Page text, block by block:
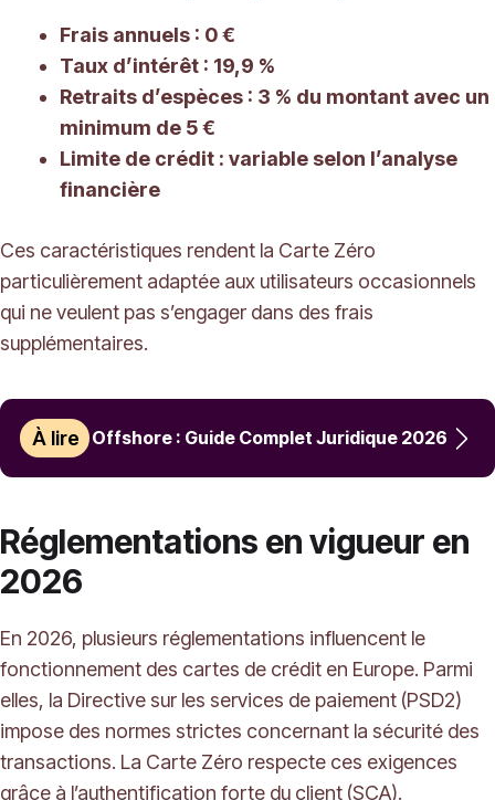
Frais annuels : 0 €
Taux d’intérêt : 19,9 %
Retraits d’espèces : 3 % du montant avec un
minimum de 5 €
Limite de crédit : variable selon l’analyse
financière
Ces caractéristiques rendent la Carte Zéro
particulièrement adaptée aux utilisateurs occasionnels
qui ne veulent pas s’engager dans des frais
supplémentaires.
À lire Offshore : Guide Complet Juridique 2026
Réglementations en vigueur en
2026
En 2026, plusieurs réglementations influencent le
fonctionnement des cartes de crédit en Europe. Parmi
elles, la Directive sur les services de paiement (PSD2)
impose des normes strictes concernant la sécurité des
transactions. La Carte Zéro respecte ces exigences
grâce à l’authentification forte du client (SCA).